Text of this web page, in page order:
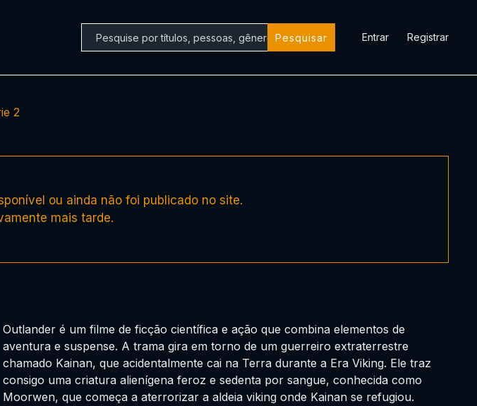
Pesquisar Entrar Registrar
2
ou ainda não foi publicado no site.
mais tarde.
Outlander é um filme de ficção científica e ação que combina elementos de
aventura e suspense. A trama gira em torno de um guerreiro extraterrestre
chamado Kainan, que acidentalmente cai na Terra durante a Era Viking. Ele traz
consigo uma criatura alienígena feroz e sedenta por sangue, conhecida como
Moorwen, que começa a aterrorizar a aldeia viking onde Kainan se refugiou.